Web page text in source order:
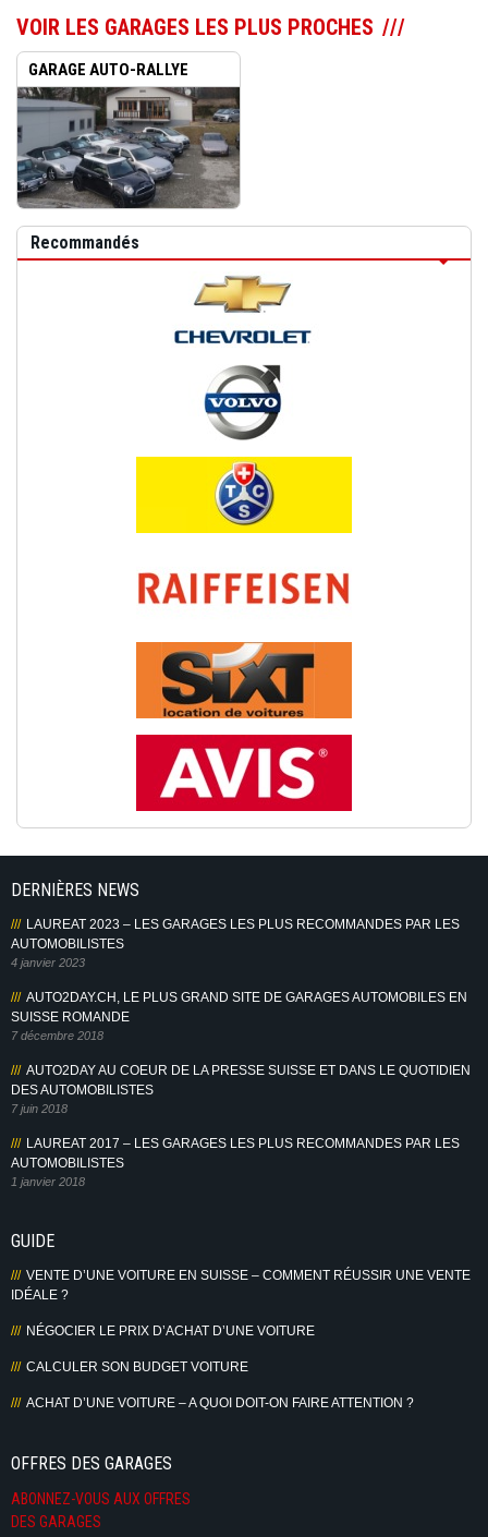
VOIR LES GARAGES LES PLUS PROCHES
GARAGE AUTO-RALLYE
FLORIAN...
Recommandés
DERNIÈRES NEWS
LAUREAT 2023 – LES GARAGES LES PLUS RECOMMANDES PAR LES
AUTOMOBILISTES
4 janvier 2023
AUTO2DAY.CH, LE PLUS GRAND SITE DE GARAGES AUTOMOBILES EN
SUISSE ROMANDE
7 décembre 2018
AUTO2DAY AU COEUR DE LA PRESSE SUISSE ET DANS LE QUOTIDIEN
DES AUTOMOBILISTES
7 juin 2018
LAUREAT 2017 – LES GARAGES LES PLUS RECOMMANDES PAR LES
AUTOMOBILISTES
1 janvier 2018
GUIDE
VENTE D’UNE VOITURE EN SUISSE – COMMENT RÉUSSIR UNE VENTE
IDÉALE ?
NÉGOCIER LE PRIX D’ACHAT D’UNE VOITURE
CALCULER SON BUDGET VOITURE
ACHAT D’UNE VOITURE – A QUOI DOIT-ON FAIRE ATTENTION ?
OFFRES DES GARAGES
ABONNEZ-VOUS AUX OFFRES
DES GARAGES